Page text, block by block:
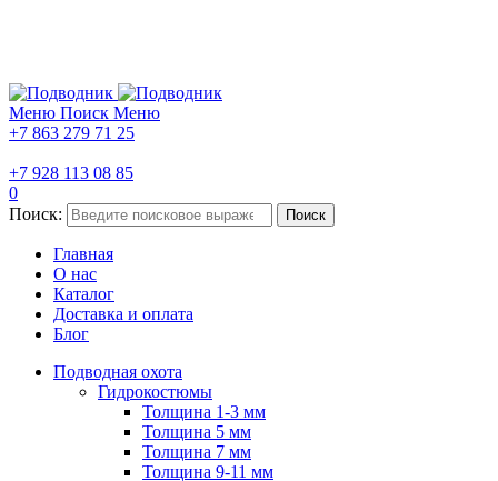
Меню Поиск Меню
+7 863 279 71 25
+7 928 113 08 85
0
Поиск:
Поиск
Главная
О нас
Каталог
Доставка и оплата
Блог
Подводная охота
Гидрокостюмы
Толщина 1-3 мм
Толщина 5 мм
Толщина 7 мм
Толщина 9-11 мм